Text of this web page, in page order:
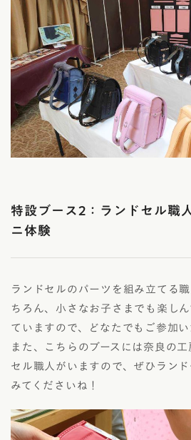
特設ブース2：ランドセル職
ニ体験
ランドセルのパーツを組み立てる
ちろん、小さなお子さまでも楽し
ていますので、どなたでもご参加い
また、こちらのブースには奈良の
セル職人がいますので、ぜひラン
みてくださいね！